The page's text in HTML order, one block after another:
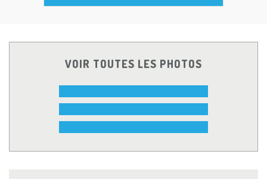
VOIR TOUTES LES PHOTOS